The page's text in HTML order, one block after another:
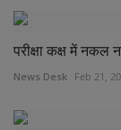
परीक्षा कक्ष में नकल
News Desk Feb 21,